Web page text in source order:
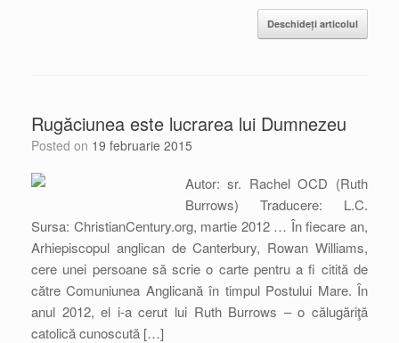
Deschideți articolul
Rugăciunea este lucrarea lui Dumnezeu
Posted on 19 februarie 2015
Autor: sr. Rachel OCD (Ruth
Burrows) Traducere: L.C.
Sursa: ChristianCentury.org, martie 2012 … În fiecare an,
Arhiepiscopul anglican de Canterbury, Rowan Williams,
cere unei persoane să scrie o carte pentru a fi citită de
către Comuniunea Anglicană în timpul Postului Mare. În
anul 2012, el i-a cerut lui Ruth Burrows – o călugăriţă
catolică cunoscută […]